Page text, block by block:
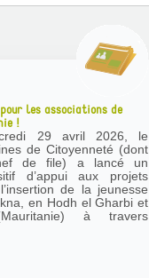
les associations de
!
29 avril 2026, le
de Citoyenneté (dont
de file) a lancé un
d’appui aux projets
de la jeunesse
en Hodh el Gharbi et
à travers